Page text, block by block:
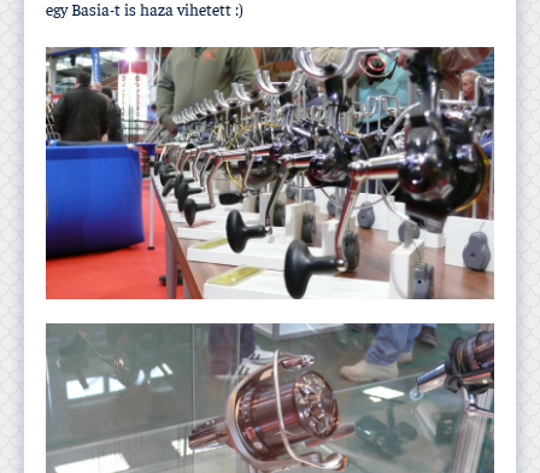
egy Basia-t is haza vihetett :)